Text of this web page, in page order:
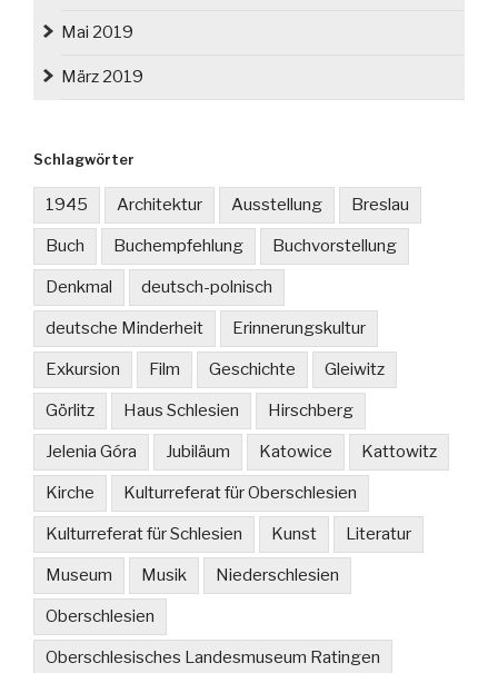
Mai 2019
März 2019
Schlagwörter
1945 Architektur Ausstellung Breslau
Buch Buchempfehlung Buchvorstellung
Denkmal deutsch-polnisch
deutsche Minderheit Erinnerungskultur
Exkursion Film Geschichte Gleiwitz
Görlitz Haus Schlesien Hirschberg
Jelenia Góra Jubiläum Katowice Kattowitz
Kirche Kulturreferat für Oberschlesien
Kulturreferat für Schlesien Kunst Literatur
Museum Musik Niederschlesien
Oberschlesien
Oberschlesisches Landesmuseum Ratingen